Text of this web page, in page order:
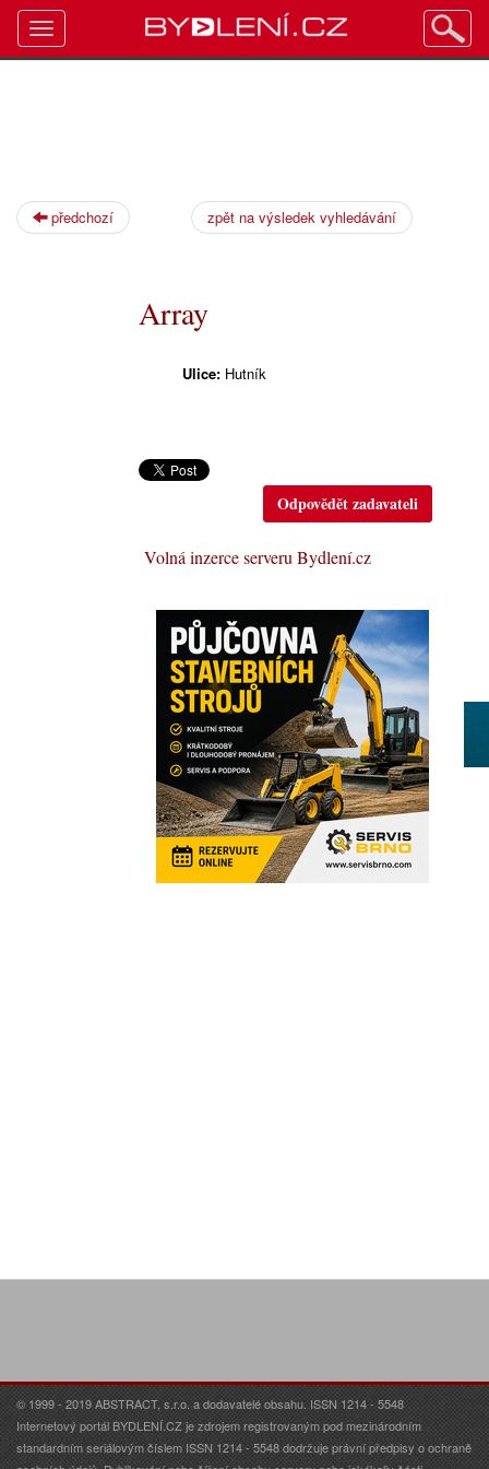
předchozí zpět na výsledek vyhledávání
Array
Ulice: Hutník
Odpovědět zadavateli
Volná inzerce serveru Bydlení.cz
Toggle
navigation
© 1999 - 2019 ABSTRACT, s.r.o. a dodavatelé obsahu. ISSN 1214 - 5548
Internetový portál BYDLENÍ.CZ je zdrojem registrovaným pod mezinárodním
standardním seriálovým číslem ISSN 1214 - 5548 dodržuje právní předpisy o ochraně